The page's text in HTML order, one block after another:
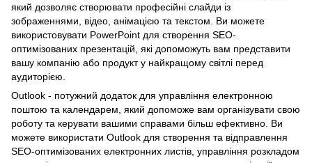
який дозволяє створювати професійні слайди із
зображеннями, відео, анімацією та текстом. Ви можете
використовувати PowerPoint для створення SEO-
оптимізованих презентацій, які допоможуть вам представити
вашу компанію або продукт у найкращому світлі перед
аудиторією.
Outlook - потужний додаток для управління електронною
поштою та календарем, який допоможе вам організувати свою
роботу та керувати вашими справами більш ефективно. Ви
можете використати Outlook для створення та відправлення
SEO-оптимізованих електронних листів, управління розкладом